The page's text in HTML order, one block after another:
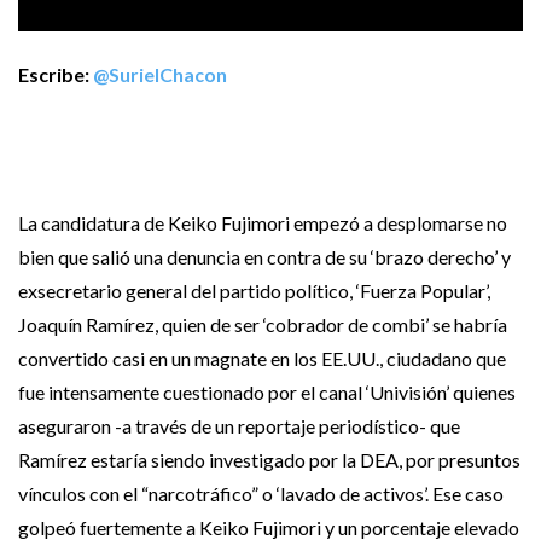
Escribe: @SurielChacon
La candidatura de Keiko Fujimori empezó a desplomarse no
bien que salió una denuncia en contra de su ‘brazo derecho’ y
exsecretario general del partido político, ‘Fuerza Popular’,
Joaquín Ramírez, quien de ser ‘cobrador de combi’ se habría
convertido casi en un magnate en los EE.UU., ciudadano que
fue intensamente cuestionado por el canal ‘Univisión’ quienes
aseguraron -a través de un reportaje periodístico- que
Ramírez estaría siendo investigado por la DEA, por presuntos
vínculos con el “narcotráfico” o ‘lavado de activos’. Ese caso
golpeó fuertemente a Keiko Fujimori y un porcentaje elevado